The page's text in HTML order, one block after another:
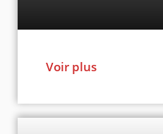
Voir plus